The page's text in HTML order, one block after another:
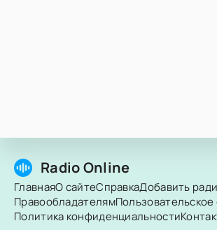
Radio Online
ГлавнаяО сайтеСправкаДобавить
Правообладателям
Политика конфиденциальности